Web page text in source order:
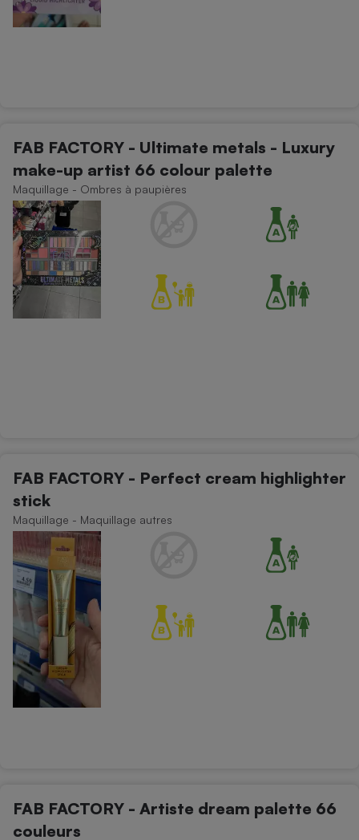
FAB FACTORY - Ultimate metals - Luxury
make-up artist 66 colour palette
Maquillage - Ombres à paupières
FAB FACTORY - Perfect cream highlighter
stick
Maquillage - Maquillage autres
FAB FACTORY - Artiste dream palette 66
couleurs